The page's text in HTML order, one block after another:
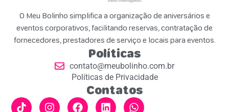
O Meu Bolinho simplifica a organização de aniversários e
eventos corporativos, facilitando reservas, contratação de
fornecedores, prestadores de serviço e locais para eventos.
Políticas
contato@meubolinho.com.br
Políticas de Privacidade
Contatos